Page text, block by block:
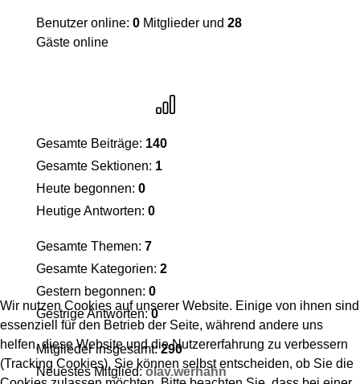
Benutzer online: 0 Mitglieder und 28
Gäste online
Gesamte Beiträge: 140
Gesamte Sektionen: 1
Heute begonnen: 0
Heutige Antworten: 0
Gesamte Themen: 7
Gesamte Kategorien: 2
Gestern begonnen: 0
Gestrige Antworten:0
Mitglieder insgesamt:290
Neuestes Mitglied:olav.werhahn
Wir nutzen Cookies auf unserer Website. Einige von ihnen sind
essenziell für den Betrieb der Seite, während andere uns
helfen, diese Website und die Nutzererfahrung zu verbessern
(Tracking Cookies). Sie können selbst entscheiden, ob Sie die